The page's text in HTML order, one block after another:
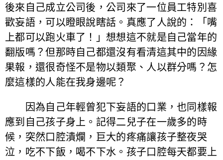
後來自己成立公司後，公司來了一位員工特別喜
歡妄語，可以瞪眼說瞎話。真應了人說的：「嘴
上都可以跑火車了！」想想這不就是自己當年的
翻版嗎？但那時自己都還沒有看清這其中的因緣
果報，還很奇怪不是物以類聚、人以群分嗎？怎
麼這樣的人能在我身邊呢？
因為自己年輕曾犯下妄語的口業，也同樣報
應到自己孩子身上。記得二兒子在一歲多的時
候，突然口腔潰爛，巨大的疼痛讓孩子整夜哭
泣，吃不下飯，喝不下水。孩子口腔每天都要上